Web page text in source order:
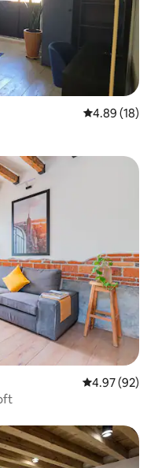
平均评分
4.89 (18)
平均评分
4.97 (92)